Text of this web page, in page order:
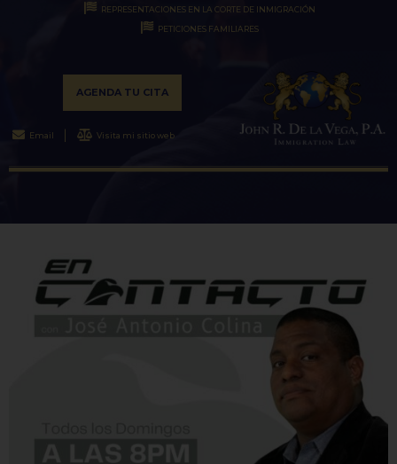
REPRESENTACIONES EN LA CORTE DE INMIGRACIÓN
PETICIONES FAMILIARES
AGENDA TU CITA
Email Visita mi sitio web